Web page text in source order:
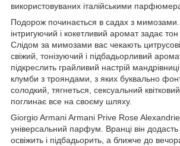
використовуваних італійськими
Подорож починається в садах з мимозами.
інтригуючий і кокетливий аромат задає тон
Слідом за мимозами вас чекають
свіжий, тонізуючий і підбадьорливий
підкреслить грайливий настрій
клумби з трояндами, з яких буквально
солодкий, тягнеться, сексуальний
поглинає все на своєму шляху.
Giorgio Armani Armani Prive Rose
універсальний парфум. Вранці він
освіжить і підбадьорить, а ближче до